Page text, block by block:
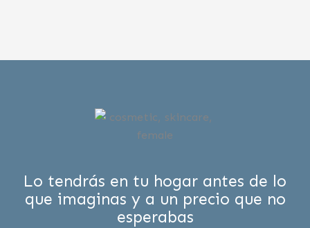
Lo tendrás en tu hogar antes de lo
que imaginas y a un precio que no
esperabas